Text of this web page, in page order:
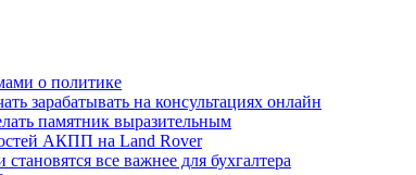
о политике
зарабатывать на консультациях онлайн
памятник выразительным
АКПП на Land Rover
все важнее для бухгалтера